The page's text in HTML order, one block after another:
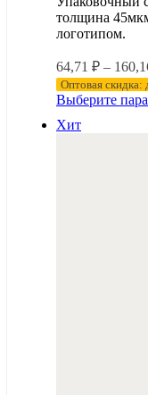
толщина
логотипом.
64,71 ₽ –
Оптовая скидка:
Выберите
Хит